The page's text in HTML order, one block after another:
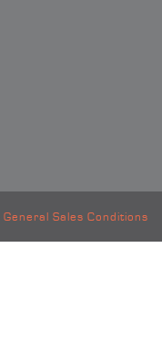
General Sales Conditions